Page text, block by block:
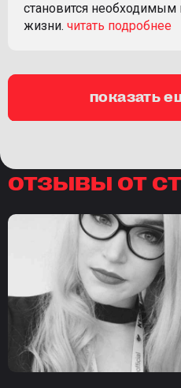
становится необходимым
жизни.
показать
отзывы от